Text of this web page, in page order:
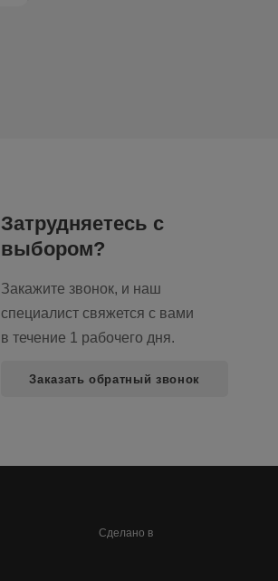
Затрудняетесь с
выбором?
Закажите звонок, и наш
специалист свяжется с вами
в течение 1 рабочего дня.
Заказать обратный звонок
Сделано в100up